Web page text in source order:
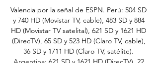
Valencia por la señal de ESPN. Perú: 504 SD
y 740 HD (Movistar TV, cable), 483 SD y 884
HD (Movistar TV satelital), 621 SD y 1621 HD
(DirecTV), 65 SD y 523 HD (Claro TV, cable),
36 SD y 1711 HD (Claro TV, satélite).